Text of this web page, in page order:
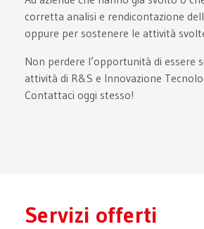
corretta analisi e rendicontazione
oppure per sostenere le attività
Non perdere l’opportunità di essere
attività di R&S e Innovazione
Contattaci oggi stesso!
Servizi offerti